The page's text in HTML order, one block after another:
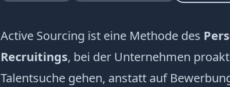
Active Sourcing ist eine Methode des
Recruitings, bei der Unternehmen
Talentsuche gehen, anstatt auf